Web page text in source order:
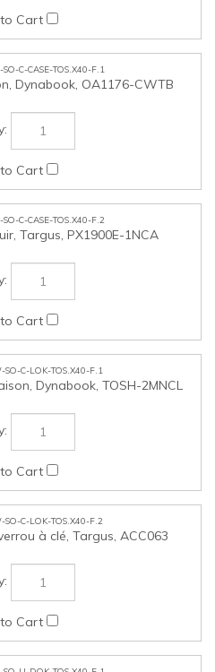
SO-C-CASE-TOS.X40-F.2
Targus, PX1900E-1NCA
SO-C-LOK-TOS.X40-F.2
à clé, Targus, ACC063
U-DOK-TOS.X40-F.1